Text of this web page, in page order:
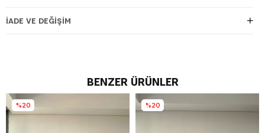
İADE VE DEĞIŞIM
BENZER ÜRÜNLER
%20 %20